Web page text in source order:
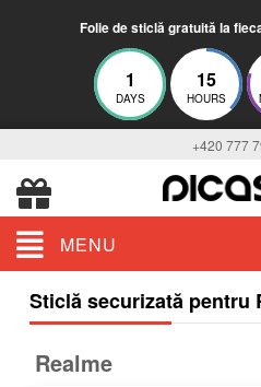
Folie de sticlă gratuită la
1
DAYS
15
HOURS
+420 777
MENU
Sticlă securizată pentru
Realme